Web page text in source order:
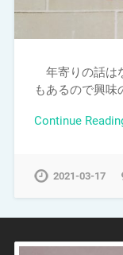
年寄りの話は
もあるので興
Continue
2021-03-17